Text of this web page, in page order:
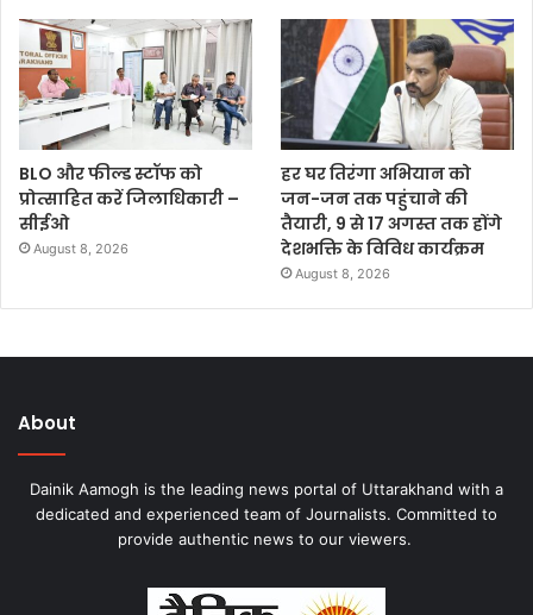
BLO और फील्ड स्टॉफ को
प्रोत्साहित करें जिलाधिकारी –
सीईओ
August 8, 2026
हर घर तिरंगा अभियान को
जन-जन तक पहुंचाने की
तैयारी, 9 से 17 अगस्त तक होंगे
देशभक्ति के विविध कार्यक्रम
August 8, 2026
About
Dainik Aamogh is the leading news portal of Uttarakhand with a
dedicated and experienced team of Journalists. Committed to
provide authentic news to our viewers.